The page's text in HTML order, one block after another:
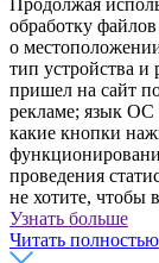
Продолжая
обработку
о
тип устройства и
пришел на сайт
рекламе; язык ОС
какие кнопки
проведения
не хотите, чтобы
Узнать больше
Читать полностью